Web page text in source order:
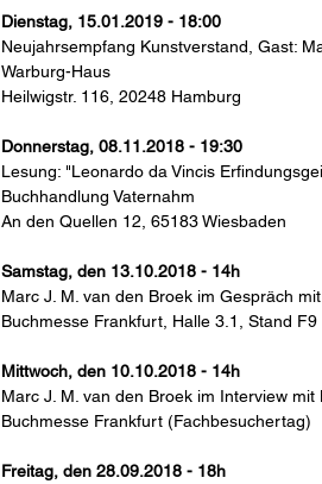
Dienstag, 15.01.2019 - 18:00
Neujahrsempfang Kunstverstand, Gast:
Warburg-Haus
Heilwigstr. 116, 20248 Hamburg
Donnerstag, 08.11.2018 - 19:30
Lesung: "Leonardo da Vincis
Buchhandlung Vaternahm
An den Quellen 12, 65183 Wiesbaden
Samstag, den 13.10.2018 - 14h
Marc J. M. van den Broek im Gespräch
Buchmesse Frankfurt, Halle 3.1, Stand
Mittwoch, den 10.10.2018 - 14h
Marc J. M. van den Broek im Interview mit
Buchmesse Frankfurt (Fachbesuchertag)
Freitag, den 28.09.2018 - 18h